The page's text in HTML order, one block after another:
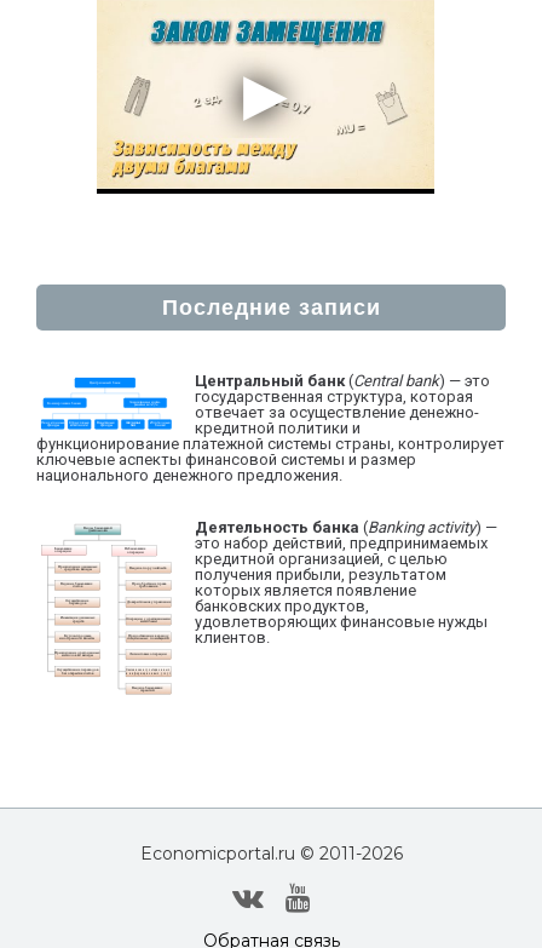
Последние записи
Центральный банк(Central bank) — это
государственная структура, которая
отвечает за осуществление денежно-
кредитной политики и
функционирование платежной системы страны, контролирует
ключевые аспекты финансовой системы и размер
национального денежного предложения.
Деятельность банка (Banking activity) —
это набор действий, предпринимаемых
кредитной организацией, с целью
получения прибыли, результатом
которых является появление
банковских продуктов,
удовлетворяющих финансовые нужды
клиентов.
Economicportal.ru © 2011-2026
Обратная связь